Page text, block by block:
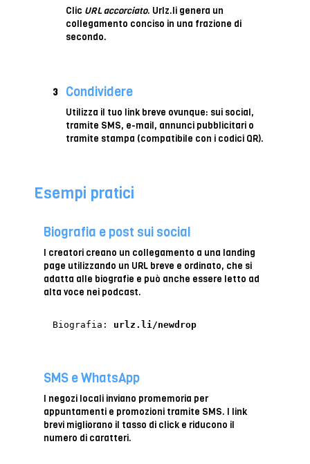
Clic URL accorciato. Urlz.li genera un
collegamento conciso in una frazione di
secondo.
3 Condividere
Utilizza il tuo link breve ovunque: sui social,
tramite SMS, e-mail, annunci pubblicitari o
tramite stampa (compatibile con i codici QR).
Esempi pratici
Biografia e post sui social
I creatori creano un collegamento a una landing
page utilizzando un URL breve e ordinato, che si
adatta alle biografie e può anche essere letto ad
alta voce nei podcast.
Biografia: urlz.li/newdrop
SMS e WhatsApp
I negozi locali inviano promemoria per
appuntamenti e promozioni tramite SMS. I link
brevi migliorano il tasso di click e riducono il
numero di caratteri.